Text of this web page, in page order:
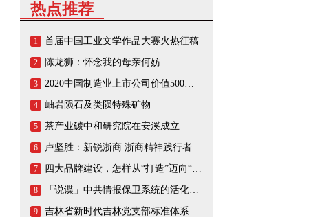
热点推荐
1 首届中国工业文学作品大赛火热征稿
2 陈龙狮：怀念我的母亲何妨
3 2020中国制造业上市公司价值500强榜单
4 岫岩陨石及类陨特殊矿物
5 茶产业碳中和研究院在安溪成立
6 卢坚胜：新锐浙商 浙商精神践行者
7 四大品牌建设，怎样从“打造”迈向“打响”
8 「说谍」中共情报保卫系统的活化石，一生战斗在情报战线的陈养山
9 吉林省新时代吉林党支部标准体系（BTX）建设把基层党支部打造成坚强的战斗堡垒